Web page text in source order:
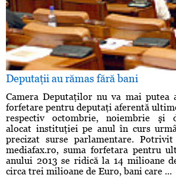
Deputaţii au rămas fără bani
Camera Deputaţilor nu va mai putea
forfetare pentru deputaţi aferentă
respectiv octombrie, noiembrie şi
alocat instituţiei pe anul în curs
precizat surse parlamentare.
mediafax.ro, suma forfetara pentru
anului 2013 se ridică la 14 milioane
circa trei milioane de Euro, bani care ...